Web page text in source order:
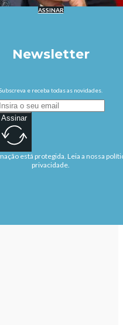
ASSINAR
Newsletter
e receba todas as novidades.
Assinar
está protegida. Leia a nossa
privacidade.